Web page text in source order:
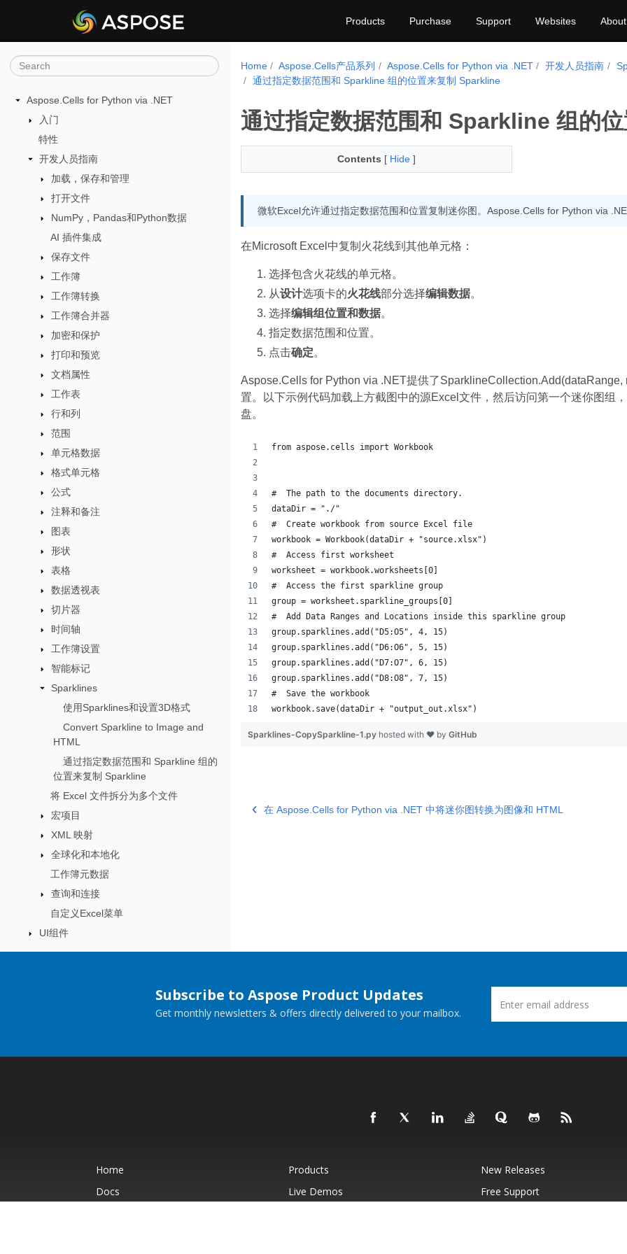
Products Purchase Support Websites About
Aspose.Cells for Python via .NET
入门
特性
开发人员指南
加载，保存和管理
打开文件
NumPy，Pandas和Python数据
AI 插件集成
保存文件
工作簿
工作簿转换
工作簿合并器
加密和保护
打印和预览
文档属性
工作表
行和列
范围
单元格数据
格式单元格
公式
注释和备注
图表
形状
表格
数据透视表
切片器
时间轴
工作簿设置
智能标记
Sparklines
使用Sparklines和设置3D格式
Convert Sparkline to Image and
HTML
通过指定数据范围和 Sparkline 组的
位置来复制 Sparkline
将 Excel 文件拆分为多个文件
宏项目
XML 映射
全球化和本地化
工作簿元数据
查询和连接
自定义Excel菜单
UI组件
Home Aspose.Cells产品系列 Aspose.Cells for Python via .NET 开发人员指南
通过指定数据范围和 Sparkline 组的位置来复制 Sparkline
通过指定数据范围和 Sparkline 组的
Contents [ Hide ]
微软Excel允许通过指定数据范围和位置复制迷你图。Aspose.Cells for Python via
在Microsoft Excel中复制火花线到其他单元格：
选择包含火花线的单元格。
从设计选项卡的火花线部分选择编辑数据。
选择编辑组位置和数据。
指定数据范围和位置。
点击确定。
Aspose.Cells for Python via .NET提供了
置。以下示例代码加载上方截图中的源Excel文件，然后访问第一个迷你图组
盘。
from aspose.cells import Workbook
#  The path to the documents directory.
dataDir = "./"
#  Create workbook from source Excel file
workbook = Workbook(dataDir + "source.xlsx")
#  Access first worksheet
worksheet = workbook.worksheets[0]
#  Access the first sparkline group
group = worksheet.sparkline_groups[0]
#  Add Data Ranges and Locations inside this sparkline group
group.sparklines.add("D5:O5", 4, 15)
group.sparklines.add("D6:O6", 5, 15)
group.sparklines.add("D7:O7", 6, 15)
group.sparklines.add("D8:O8", 7, 15)
#  Save the workbook
workbook.save(dataDir + "output_out.xlsx")
Sparklines-CopySparkline-1.py hosted with ❤ by GitHub
在 Aspose.Cells for Python via .NET 中将迷你图转换为图像和 HTML
Subscribe to Aspose Product Updates
Get monthly newsletters & offers directly delivered to your mailbox.
Home Products New Releases
Docs
Live Demos Free Support